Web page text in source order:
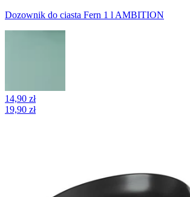
Dozownik do ciasta Fern 1 l AMBITION
14,90 zł
19,90 zł